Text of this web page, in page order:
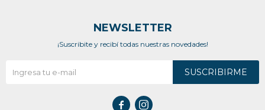
NEWSLETTER
¡Suscribite y recibí todas nuestras novedades!
SUSCRIBIRME
 